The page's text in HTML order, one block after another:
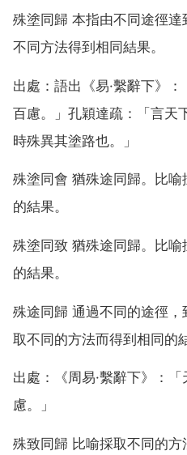
殊塗同歸 本指由不同途徑
不同方法得到相同結果。
出處：語出《易·繫辭下》
百慮。」孔穎達疏：「言天
時殊異其塗路也。」
殊塗同會 猶殊途同歸。比
的結果。
殊塗同致 猶殊途同歸。比
的結果。
殊途同歸 通過不同的途徑
取不同的方法而得到相同的
出處：《周易·繫辭下》：
慮。」
殊致同歸 比喻採取不同的